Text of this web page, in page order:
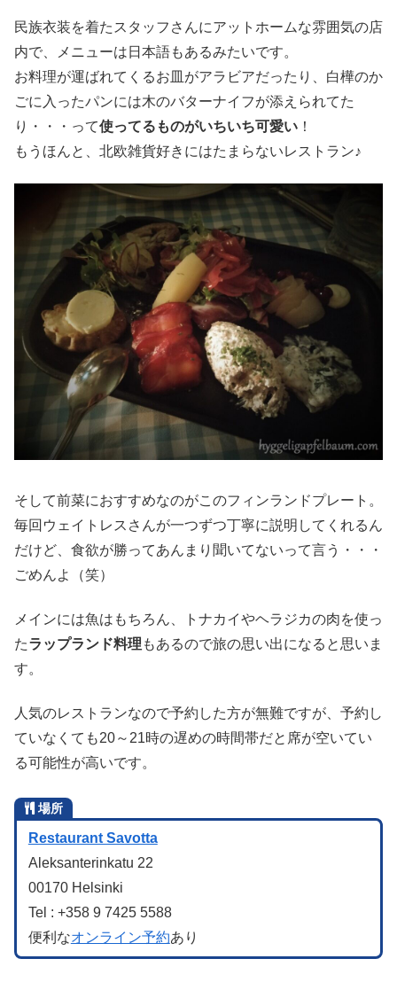
民族衣装を着たスタッフさんにアットホームな雰囲気の店
内で、メニューは日本語もあるみたいです。
お料理が運ばれてくるお皿がアラビアだったり、白樺のか
ごに入ったパンには木のバターナイフが添えられてた
り・・・って使ってるものがいちいち可愛い ！
もうほんと、北欧雑貨好きにはたまらないレストラン♪
そして前菜におすすめなのがこのフィンランドプレート。
毎回ウェイトレスさんが一つずつ丁寧に説明してくれるん
だけど、食欲が勝ってあんまり聞いてないって言う・・・
ごめんよ（笑）
メインには魚はもちろん、トナカイやヘラジカの肉を使っ
たラップランド料理 もあるので旅の思い出になると思いま
す。
人気のレストランなので予約した方が無難ですが、予約し
ていなくても20～21時の遅めの時間帯だと席が空いてい
る可能性が高いです。
場所
Restaurant Savotta
Aleksanterinkatu 22
00170 Helsinki
Tel : +358 9 7425 5588
便利なオンライン予約あり